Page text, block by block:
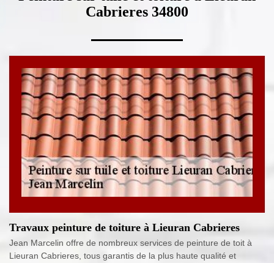
Cabrieres 34800
Travaux peinture de toiture à Lieuran Cabrieres
Jean Marcelin offre de nombreux services de peinture de toit à
Lieuran Cabrieres, tous garantis de la plus haute qualité et